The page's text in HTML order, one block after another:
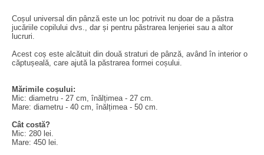
Coșul universal din pânză este un loc potrivit nu doar de a păstra
jucăriile copilului dvs., dar și pentru păstrarea lenjeriei sau a altor
lucruri.
Acest coș este alcătuit din două straturi de pânză, având în interior o
căptușeală, care ajută la păstrarea formei coșului.
Mărimile coșului:
Mic: diametru - 27 cm, înălțimea - 27 cm.
Mare: diametru - 40 cm, înălțimea - 50 cm.
Cât costă?
Mic: 280 lei.
Mare: 450 lei.